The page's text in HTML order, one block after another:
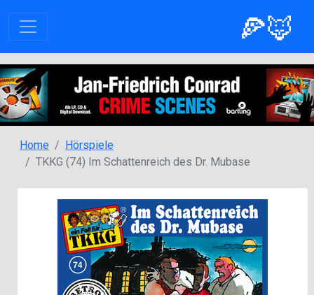
🍕🦊
Home
Hörspiele
TKKG (74) Im Schattenreich des Dr. Mubase